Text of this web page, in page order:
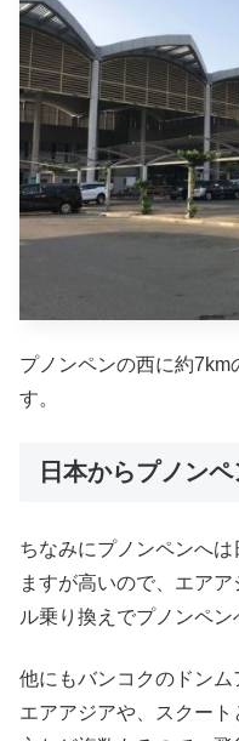
プノンペンの西に約7km
す。
日本からプノン
ちなみにプノンペンへ
ますが高いので、エア
ル乗り換えでプノンペン
他にもバンコクのドンム
エアアジアや、スクー